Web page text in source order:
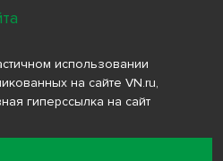
использовании
на сайте VN.ru,
гиперссылка на сайт